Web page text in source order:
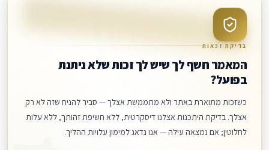
בדיקת זכאות
המאמר חשף לך שיש לך זכות שלא ניתנת
בפועל?
כשזכות מתוארת באתר ולא מתממשת אצלך — סביר להניח שזה לא רק
אצלך. בדיקת היתכנות אצלנו דיסקרטית, ללא חשיפת זהותך, ללא עלות
לחלוטין; אם נמצאה עילה — אנו נדאג למימון עלויות ההליך.